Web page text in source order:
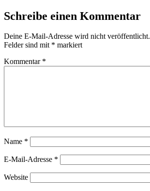
Schreibe einen Kommentar
Deine E-Mail-Adresse wird nicht veröffentlicht.
Felder sind mit * markiert
Kommentar *
Name *
E-Mail-Adresse *
Website